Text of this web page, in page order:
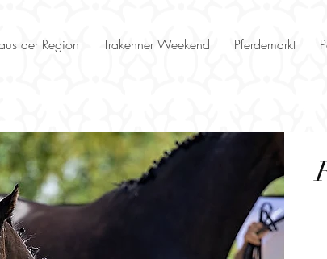
der Region Trakehner Weekend Pferdemarkt